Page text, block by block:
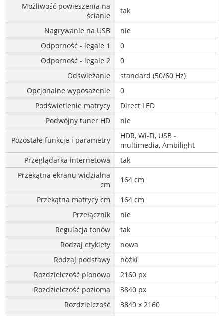
Możliwość powieszenia na
ścianie
tak
Nagrywanie na USB
nie
Odporność - legale 1
0
Odporność - legale 2
0
Odświeżanie
standard (50/60 Hz)
Opcjonalne wyposażenie
0
Podświetlenie matrycy
Direct LED
Podwójny tuner HD
nie
Pozostałe funkcje i parametry
HDR, Wi-Fi, USB -
multimedia, Ambilight
Przeglądarka internetowa
tak
Przekątna ekranu widzialna
cm
164 cm
Przekątna matrycy cm
164 cm
Przełącznik
nie
Regulacja tonów
tak
Rodzaj etykiety
nowa
Rodzaj podstawy
nóżki
Rozdzielczość pionowa
2160 px
Rozdzielczość pozioma
3840 px
Rozdzielczość
3840 x 2160